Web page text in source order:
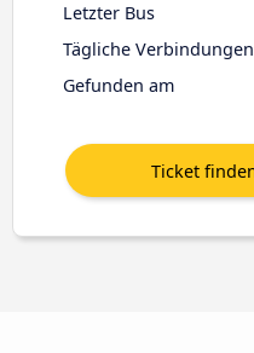
Letzter Bus
Tägliche Verbindungen
Gefunden am